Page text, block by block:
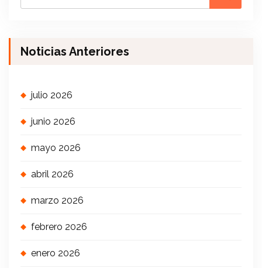
Noticias Anteriores
julio 2026
junio 2026
mayo 2026
abril 2026
marzo 2026
febrero 2026
enero 2026